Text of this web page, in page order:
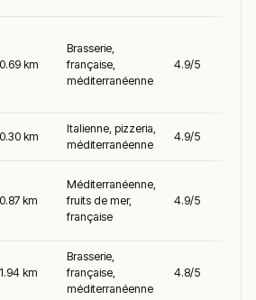
0.69 km
Brasserie,
française,
méditerranéenne
4.9/5
0.30 km
Italienne, pizzeria,
méditerranéenne
4.9/5
0.87 km
Méditerranéenne,
fruits de mer,
française
4.9/5
1.94 km
Brasserie,
française,
méditerranéenne
4.8/5